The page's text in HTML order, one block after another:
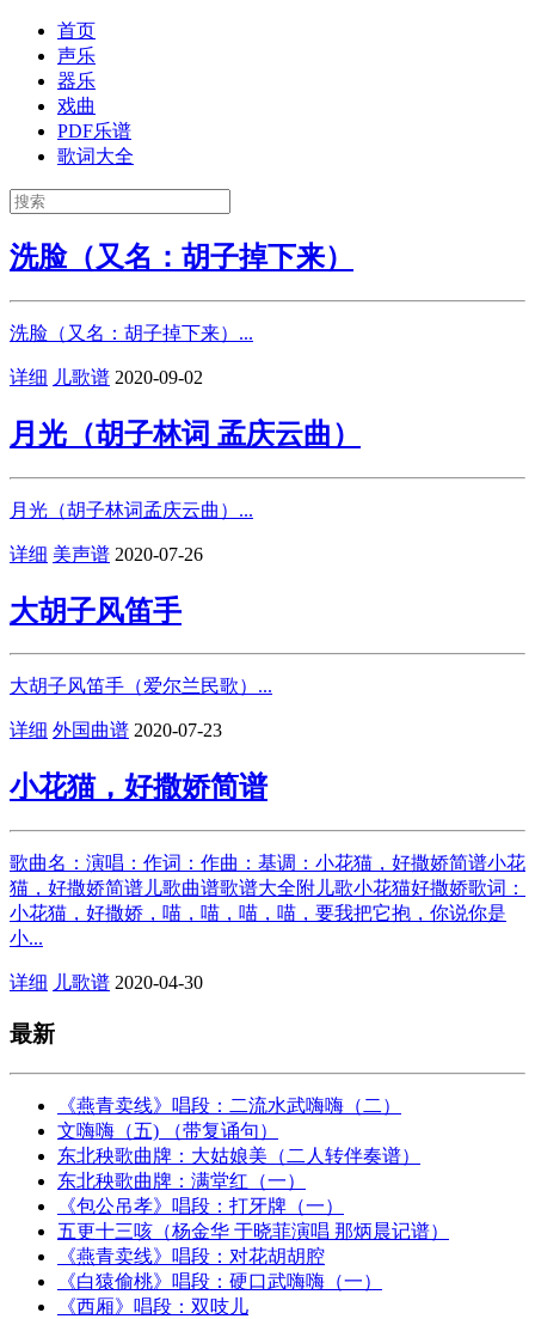
首页
声乐
器乐
戏曲
PDF乐谱
歌词大全
洗脸（又名：胡子掉下来）
洗脸（又名：胡子掉下来）...
详细 儿歌谱 2020-09-02
月光（胡子林词 孟庆云曲）
月光（胡子林词孟庆云曲）...
详细 美声谱 2020-07-26
大胡子风笛手
大胡子风笛手（爱尔兰民歌）...
详细 外国曲谱 2020-07-23
小花猫，好撒娇简谱
歌曲名：演唱：作词：作曲：基调：小花猫，好撒娇简谱小花
猫，好撒娇简谱儿歌曲谱歌谱大全附儿歌小花猫好撒娇歌词：
小花猫，好撒娇，喵，喵，喵，喵，要我把它抱，你说你是
小...
详细 儿歌谱 2020-04-30
最新
《燕青卖线》唱段：二流水武嗨嗨（二）
文嗨嗨（五) （带复诵句）
东北秧歌曲牌：大姑娘美（二人转伴奏谱）
东北秧歌曲牌：满堂红（一）
《包公吊孝》唱段：打牙牌（一）
五更十三咳（杨金华 于晓菲演唱 那炳晨记谱）
《燕青卖线》唱段：对花胡胡腔
《白猿偷桃》唱段：硬口武嗨嗨（一）
《西厢》唱段：双吱儿